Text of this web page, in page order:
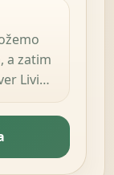
a zatim
Living